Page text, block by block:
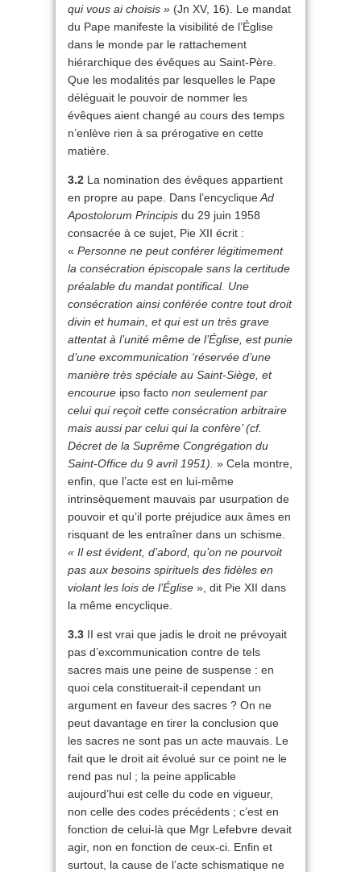
qui vous ai choisis » (Jn XV, 16). Le mandat
du Pape manifeste la visibilité de l’Église
dans le monde par le rattachement
hiérarchique des évêques au Saint-Père.
Que les modalités par lesquelles le Pape
déléguait le pouvoir de nommer les
évêques aient changé au cours des temps
n’enlève rien à sa prérogative en cette
matière.
3.2 La nomination des évêques appartient
en propre au pape. Dans l’encycliqueAd
Apostolorum Principis du 29 juin 1958
consacrée à ce sujet, Pie XII écrit :
« Personne ne peut conférer légitimement
la consécration épiscopale sans la certitude
préalable du mandat pontifical. Une
consécration ainsi conférée contre tout droit
divin et humain, et qui est un très grave
attentat à l’unité même de l’Église, est punie
d’une excommunication ‘réservée d’une
manière très spéciale au Saint-Siège, et
encourue ipso facto non seulement par
celui qui reçoit cette consécration arbitraire
mais aussi par celui qui la confère’ (cf.
Décret de la Suprême Congrégation du
Saint-Office du 9 avril 1951). » Cela montre,
enfin, que l’acte est en lui-même
intrinsèquement mauvais par usurpation de
pouvoir et qu’il porte préjudice aux âmes en
risquant de les entraîner dans un schisme.
« Il est évident, d’abord, qu’on ne pourvoit
pas aux besoins spirituels des fidèles en
violant les lois de l’Église », dit Pie XII dans
la même encyclique.
3.3 II est vrai que jadis le droit ne prévoyait
pas d’excommunication contre de tels
sacres mais une peine de suspense : en
quoi cela constituerait-il cependant un
argument en faveur des sacres ? On ne
peut davantage en tirer la conclusion que
les sacres ne sont pas un acte mauvais. Le
fait que le droit ait évolué sur ce point ne le
rend pas nul ; la peine applicable
aujourd’hui est celle du code en vigueur,
non celle des codes précédents ; c’est en
fonction de celui-là que Mgr Lefebvre devait
agir, non en fonction de ceux-ci. Enfin et
surtout, la cause de l’acte schismatique ne